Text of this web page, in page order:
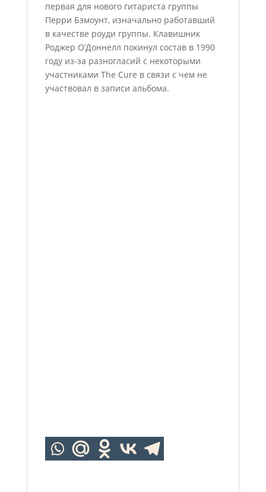
первая для нового гитариста группы
Перри Бэмоунт, изначально работавший
в качестве роуди группы. Клавишник
Роджер О’Доннелл покинул состав в 1990
году из-за разногласий с некоторыми
участниками The Cure в связи с чем не
участвовал в записи альбома.